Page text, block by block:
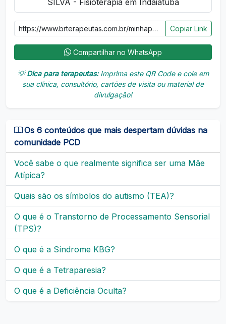
Copiar Link
Compartilhar no WhatsApp
💡Dica para terapeutas:Imprima este QR Code e cole em
sua clínica, consultório, cartões de visita ou material de
divulgação!
Os 6 conteúdos que mais despertam dúvidas na
comunidade PCD
Você sabe o que realmente significa ser uma Mãe
Atípica?
Quais são os símbolos do autismo (TEA)?
O que é o Transtorno de Processamento Sensorial
(TPS)?
O que é a Síndrome KBG?
O que é a Tetraparesia?
O que é a Deficiência Oculta?